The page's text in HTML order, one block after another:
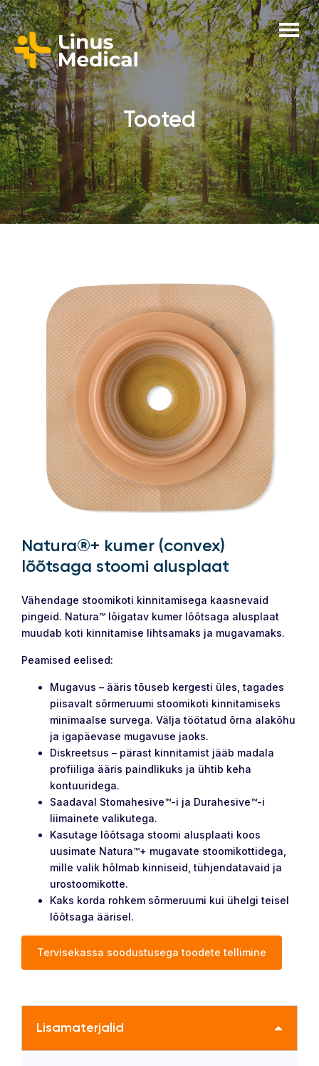
Tooted
Natura®+ kumer (convex)
lõõtsaga stoomi alusplaat
Vähendage stoomikoti kinnitamisega kaasnevaid
pingeid. Natura™ lõigatav kumer lõõtsaga alusplaat
muudab koti kinnitamise lihtsamaks ja mugavamaks.
Peamised eelised:
Mugavus – ääris tõuseb kergesti üles, tagades
piisavalt sõrmeruumi stoomikoti kinnitamiseks
minimaalse survega. Välja töötatud õrna alakõhu
ja igapäevase mugavuse jaoks.
Diskreetsus – pärast kinnitamist jääb madala
profiiliga ääris paindlikuks ja ühtib keha
kontuuridega.
Saadaval Stomahesive™-i ja Durahesive™-i
liimainete valikutega.
Kasutage lõõtsaga stoomi alusplaati koos
uusimate Natura™+ mugavate stoomikottidega,
mille valik hõlmab kinniseid, tühjendatavaid ja
urostoomikotte.
Kaks korda rohkem sõrmeruumi kui ühelgi teisel
lõõtsaga äärisel.
Tervisekassa soodustusega toodete tellimine
Lisamaterjalid